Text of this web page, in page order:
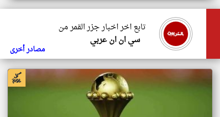
تابع اخر اخبار جزر القمر من
سي ان ان عربي
مصادر أخرى